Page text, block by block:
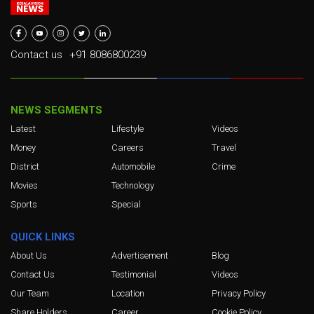
Contact us +91 8086800239
NEWS SEGMENTS
Latest
Money
District
Movies
Sports
Lifestyle
Careers
Automobile
Technology
Special
Videos
Travel
Crime
QUICK LINKS
About Us
Contact Us
Our Team
Advertisement
Testimonial
Location
Blog
Videos
Privacy Policy